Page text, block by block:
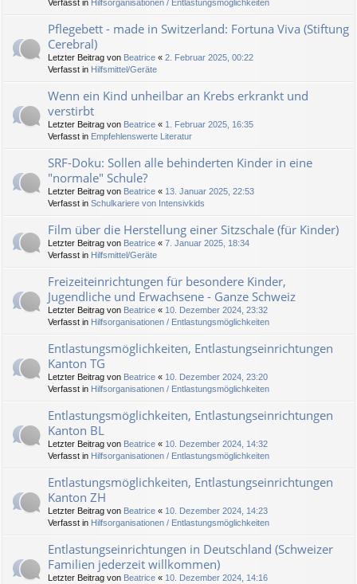
Verfasst in Hilfsorganisationen / Entlastungsmöglichkeiten
Pflegebett - made in Switzerland: Fortuna Viva (Stiftung
Cerebral)
Letzter Beitrag von Beatrice « 2. Februar 2025, 00:22
Verfasst in Hilfsmittel/Geräte
Wenn ein Kind unheilbar an Krebs erkrankt und
verstirbt
Letzter Beitrag von Beatrice « 1. Februar 2025, 16:35
Verfasst in Empfehlenswerte Literatur
SRF-Doku: Sollen alle behinderten Kinder in eine
"normale" Schule?
Letzter Beitrag von Beatrice « 13. Januar 2025, 22:53
Verfasst in Schulkariere von Intensivkids
Film über die Herstellung einer Sitzschale (für Kinder)
Letzter Beitrag von Beatrice « 7. Januar 2025, 18:34
Verfasst in Hilfsmittel/Geräte
Freizeiteinrichtungen für besondere Kinder,
Jugendliche und Erwachsene - Ganze Schweiz
Letzter Beitrag von Beatrice « 10. Dezember 2024, 23:32
Verfasst in Hilfsorganisationen / Entlastungsmöglichkeiten
Entlastungsmöglichkeiten, Entlastungseinrichtungen
Kanton TG
Letzter Beitrag von Beatrice « 10. Dezember 2024, 23:20
Verfasst in Hilfsorganisationen / Entlastungsmöglichkeiten
Entlastungsmöglichkeiten, Entlastungseinrichtungen
Kanton BL
Letzter Beitrag von Beatrice « 10. Dezember 2024, 14:32
Verfasst in Hilfsorganisationen / Entlastungsmöglichkeiten
Entlastungsmöglichkeiten, Entlastungseinrichtungen
Kanton ZH
Letzter Beitrag von Beatrice « 10. Dezember 2024, 14:23
Verfasst in Hilfsorganisationen / Entlastungsmöglichkeiten
Entlastungseinrichtungen in Deutschland (Schweizer
Familien jederzeit willkommen)
Letzter Beitrag von Beatrice « 10. Dezember 2024, 14:16